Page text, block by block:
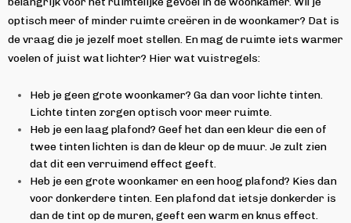
optisch meer of minder ruimte creëren in de woonkamer? Dat is
de vraag die je jezelf moet stellen. En mag de ruimte iets warmer
voelen of juist wat lichter? Hier wat vuistregels:
Heb je geen grote woonkamer? Ga dan voor lichte tinten.
Lichte tinten zorgen optisch voor meer ruimte.
Heb je een laag plafond? Geef het dan een kleur die een of
twee tinten lichten is dan de kleur op de muur. Je zult zien
dat dit een verruimend effect geeft.
Heb je een grote woonkamer en een hoog plafond? Kies dan
voor donkerdere tinten. Een plafond dat ietsje donkerder is
dan de tint op de muren, geeft een warm en knus effect.